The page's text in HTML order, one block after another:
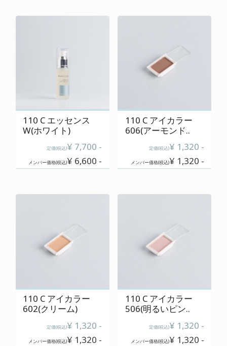
110 C エッセンス
W(ホワイト)
定価(税込)¥ 7,700 -
メンバー価格(税込)¥ 6,600 -
110 C アイカラー
606(アーモンド..
定価(税込)¥ 1,320 -
メンバー価格(税込)¥ 1,320 -
110 C アイカラー
602(クリーム)
定価(税込)¥ 1,320 -
メンバー価格(税込)¥ 1,320 -
110 C アイカラー
506(明るいピン..
定価(税込)¥ 1,320 -
メンバー価格(税込)¥ 1,320 -